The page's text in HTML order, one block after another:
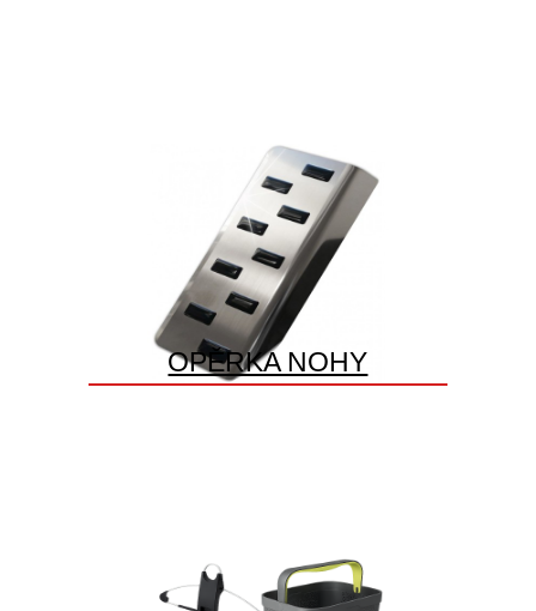
OPĚRKA NOHY